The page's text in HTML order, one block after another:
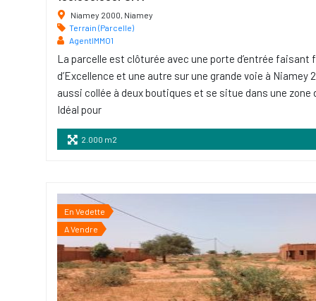
Niamey 2000, Niamey
Terrain (Parcelle)
AgentIMMO1
La parcelle est clôturée avec une porte d’entrée faisant
d’Excellence et une autre sur une grande voie à Niamey
aussi collée à deux boutiques et se situe dans une zone
Idéal pour
2.000 m2
En Vedette
A Vendre